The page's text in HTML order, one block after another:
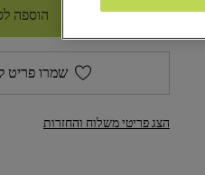
הוספה
שמרו פריט
הצג פריטי משלוח והחזרות